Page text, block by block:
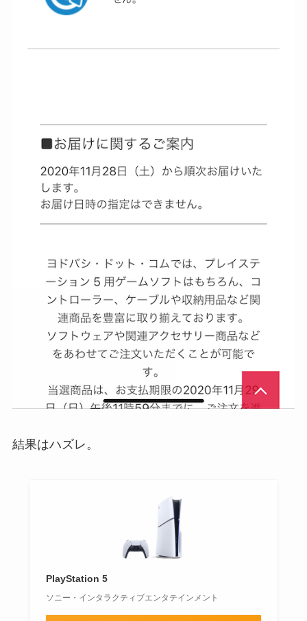
結果はハズレ。
PlayStation 5
ソニー・インタラクティブエンタテインメント